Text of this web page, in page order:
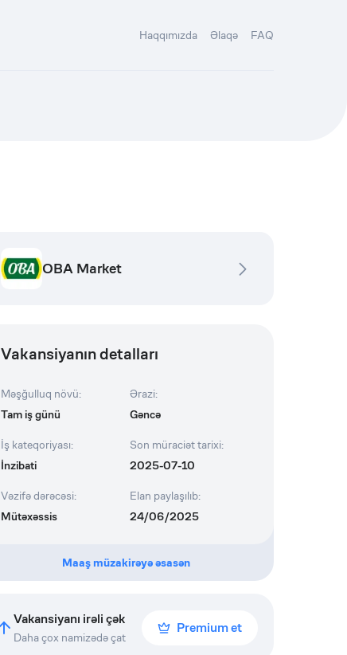
Haqqımızda Əlaqə FAQ
OBA Market
Vakansiyanın detalları
Məşğulluq növü:
Tam iş günü
Ərazi:
Gəncə
İş kateqoriyası:
İnzibati
Son müraciət tarixi:
2025-07-10
Vəzifə dərəcəsi:
Mütəxəssis
Elan paylaşılıb:
24/06/2025
Maaş müzakirəyə əsasən
Vakansiyanı irəli çək
Daha çox namizədə çat
Premium et